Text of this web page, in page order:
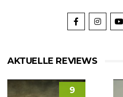
AKTUELLE REVIEWS
9